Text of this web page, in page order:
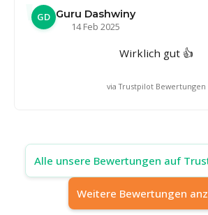
GD Guru Dashwiny
14 Feb 2025
Wirklich gut 👍
via Trustpilot Bewertungen
Alle unsere Bewertungen auf
Weitere Bewertungen